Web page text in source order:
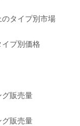
タイプ別市場
プ別価格
販売量
販売量